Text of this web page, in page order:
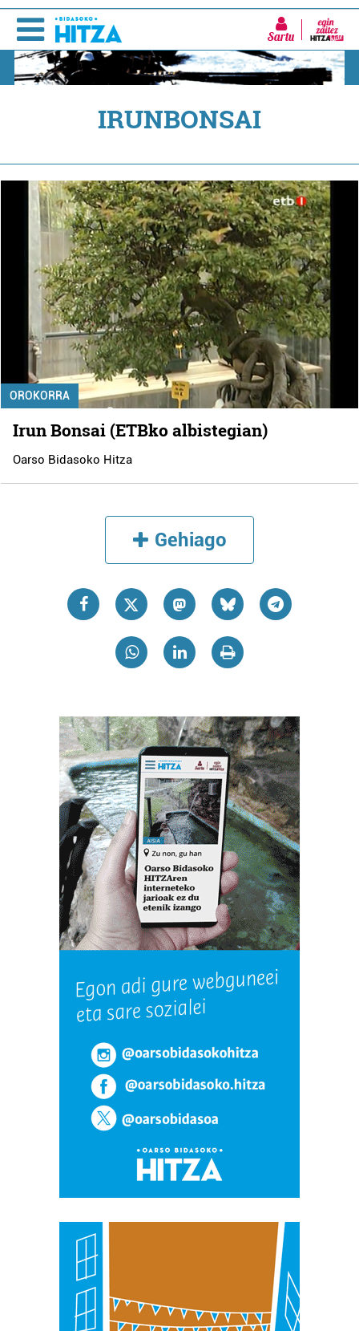
Sartu
IRUNBONSAI
OROKORRA
Irun Bonsai (ETBko albistegian)
Oarso Bidasoko Hitza
Gehiago